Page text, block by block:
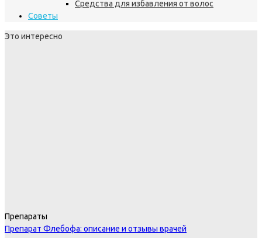
Средства для избавления от волос
Советы
Это интересно
Препараты
Препарат Флебофа: описание и отзывы врачей